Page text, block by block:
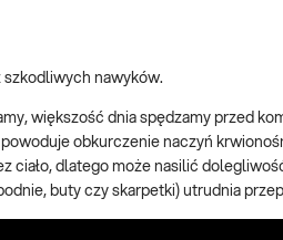
nawyków.
większość dnia spędzamy przed
obkurczenie naczyń
ciało, dlatego może nasilić
buty czy skarpetki) utrudnia